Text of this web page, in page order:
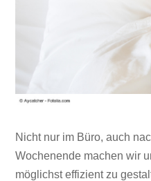
Nicht nur im Büro, auch
Wochenende machen wir
möglichst effizient zu